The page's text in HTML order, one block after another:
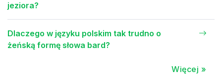
jeziora?
Dlaczego w języku polskim tak trudno o
żeńską formę słowa bard?
Więcej »